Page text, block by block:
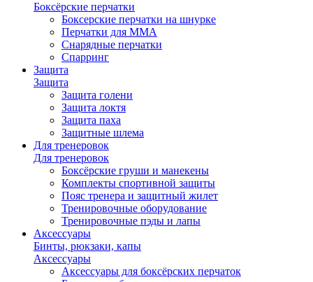
Боксёрские перчатки
Боксерские перчатки на шнурке
Перчатки для ММА
Снарядные перчатки
Спарринг
Защита
Защита
Защита голени
Защита локтя
Защита паха
Защитные шлема
Для тренеровок
Для тренеровок
Боксёрские груши и манекены
Комплекты спортивной защиты
Пояс тренера и защитный жилет
Тренировочные оборудование
Тренировочные пэды и лапы
Аксессуары
Бинты, рюкзаки, капы
Аксессуары
Аксессуары для боксёрских перчаток